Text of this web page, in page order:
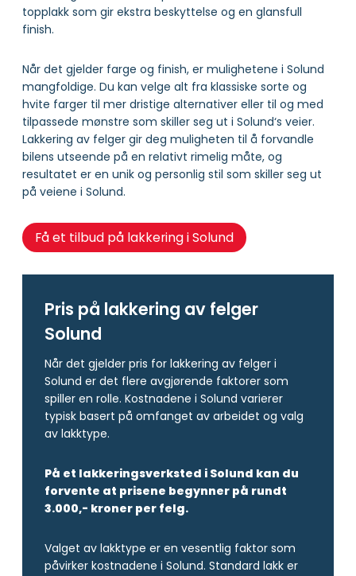
topplakk som gir ekstra beskyttelse og en glansfull
finish.
Når det gjelder farge og finish, er mulighetene i Solund
mangfoldige. Du kan velge alt fra klassiske sorte og
hvite farger til mer dristige alternativer eller til og med
tilpassede mønstre som skiller seg ut i Solund‘s veier.
Lakkering av felger gir deg muligheten til å forvandle
bilens utseende på en relativt rimelig måte, og
resultatet er en unik og personlig stil som skiller seg ut
på veiene i Solund.
Få et tilbud på lakkering i Solund
Pris på lakkering av felger
Solund
Når det gjelder pris for lakkering av felger i
Solund er det flere avgjørende faktorer som
spiller en rolle. Kostnadene i Solund varierer
typisk basert på omfanget av arbeidet og valg
av lakktype.
På et lakkeringsverksted i Solund kan du
forvente at prisene begynner på rundt
3.000,- kroner per felg.
Valget av lakktype er en vesentlig faktor som
påvirker kostnadene i Solund. Standard lakk er